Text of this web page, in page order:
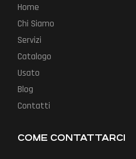
Home
Chi Siamo
Servizi
Catalogo
Usato
Blog
Contatti
COME CONTATTARCI